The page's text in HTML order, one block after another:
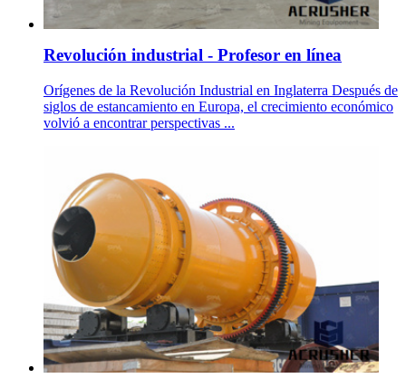
Revolución industrial - Profesor en línea
Orígenes de la Revolución Industrial en Inglaterra Después de
siglos de estancamiento en Europa, el crecimiento económico
volvió a encontrar perspectivas ...